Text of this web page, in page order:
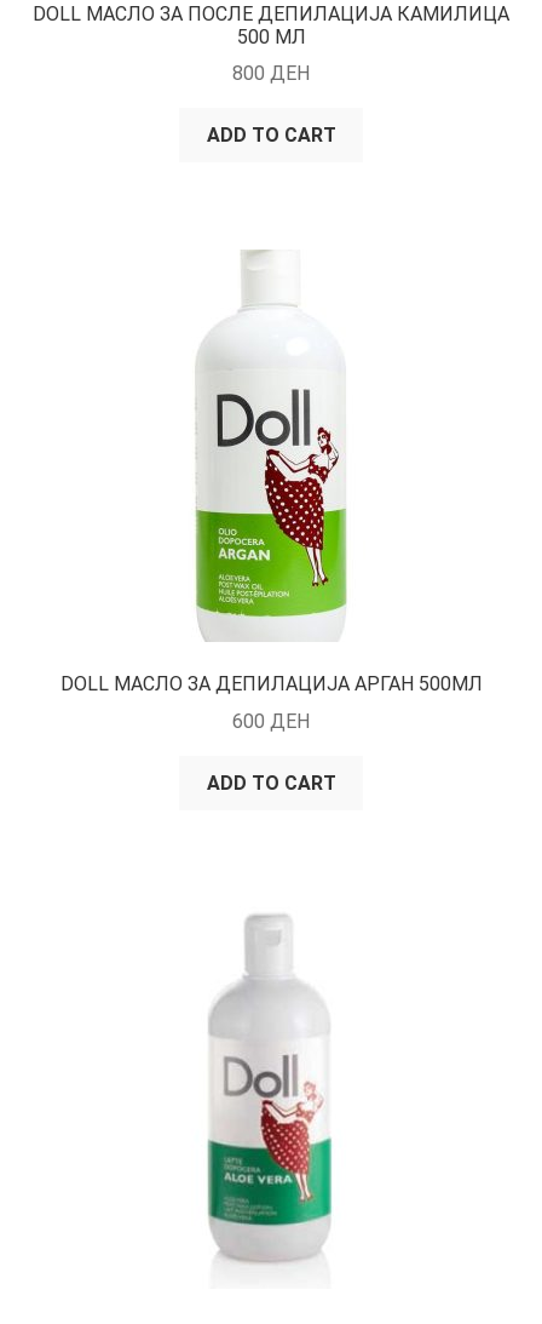
DOLL МАСЛО ЗА ПОСЛЕ ДЕПИЛАЦИЈА КАМИЛИЦА
500 МЛ
800 ДЕН
ADD TO CART
DOLL МАСЛО ЗА ДЕПИЛАЦИЈА АРГАН 500МЛ
600 ДЕН
ADD TO CART